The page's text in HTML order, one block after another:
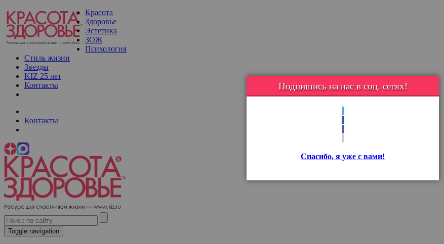
Красота
Здоровье
Эстетика
ЗОЖ
Психология
Стиль жизни
Звезды
KIZ 25 лет
Контакты
Контакты
Toggle navigation
Подпишись на нас в соц. сетях!
Спасибо, я уже с вами!